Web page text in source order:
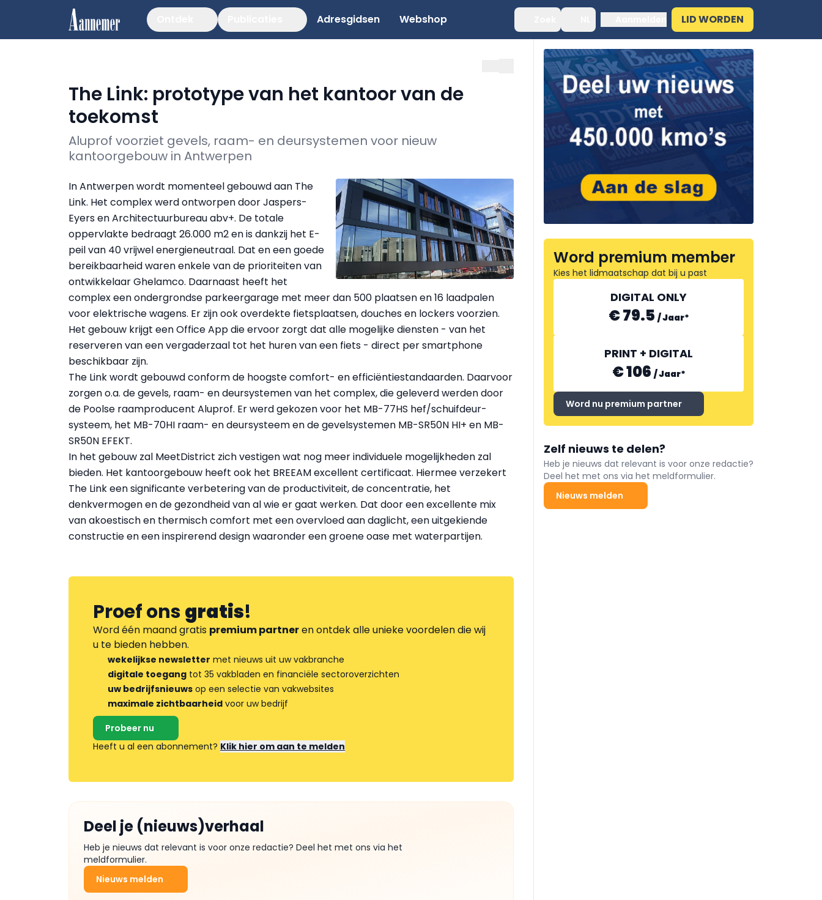
Adresgidsen Webshop LID WORDEN
The Link: prototype van het kantoor van de
toekomst
Aluprof voorziet gevels, raam- en deursystemen voor nieuw
kantoorgebouw in Antwerpen
In Antwerpen wordt momenteel gebouwd aan The
Link. Het complex werd ontworpen door Jaspers-
Eyers en Architectuurbureau abv+. De totale
oppervlakte bedraagt 26.000 m2 en is dankzij het E-
peil van 40 vrijwel energieneutraal. Dat en een goede
bereikbaarheid waren enkele van de prioriteiten van
ontwikkelaar Ghelamco. Daarnaast heeft het
complex een ondergrondse parkeergarage met meer dan 500 plaatsen en 16 laadpalen
voor elektrische wagens. Er zijn ook overdekte fietsplaatsen, douches en lockers voorzien.
Het gebouw krijgt een Office App die ervoor zorgt dat alle mogelijke diensten - van het
reserveren van een vergaderzaal tot het huren van een fiets - direct per smartphone
beschikbaar zijn.
The Link wordt gebouwd conform de hoogste comfort- en efficiëntiestandaarden. Daarvoor
zorgen o.a. de gevels, raam- en deursystemen van het complex, die geleverd werden door
de Poolse raamproducent Aluprof. Er werd gekozen voor het MB-77HS hef/schuifdeur-
systeem, het MB-70HI raam- en deursysteem en de gevelsystemen MB-SR50N HI+ en MB-
SR50N EFEKT.
In het gebouw zal MeetDistrict zich vestigen wat nog meer individuele mogelijkheden zal
bieden. Het kantoorgebouw heeft ook het BREEAM excellent certificaat. Hiermee verzekert
The Link een significante verbetering van de productiviteit, de concentratie, het
denkvermogen en de gezondheid van al wie er gaat werken. Dat door een excellente mix
van akoestisch en thermisch comfort met een overvloed aan daglicht, een uitgekiende
constructie en een inspirerend design waaronder een groene oase met waterpartijen.
Proef onsgratis!
Word één maand gratis premium partneren ontdek alle unieke voordelen die wij
u te bieden hebben.
wekelijkse newsletter met nieuws uit uw vakbranche
digitale toegang tot 35 vakbladen en financiële sectoroverzichten
uw bedrijfsnieuws op een selectie van vakwebsites
maximale zichtbaarheid voor uw bedrijf
Probeer nu
Heeft u al een abonnement? Klik hier om aan te melden
Deel je (nieuws)verhaal
Heb je nieuws dat relevant is voor onze redactie? Deel het met ons via het
meldformulier.
Nieuws melden
Word premium member
Kies het lidmaatschap dat bij u past
DIGITAL ONLY
€ 79.5 /Jaar*
PRINT + DIGITAL
€ 106 /Jaar*
Word nu premium partner
Zelf nieuws te delen?
Heb je nieuws dat relevant is voor onze redactie?
Deel het met ons via het meldformulier.
Nieuws melden